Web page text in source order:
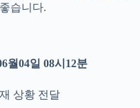
습니다.
월04일 08시12분
상황 전달